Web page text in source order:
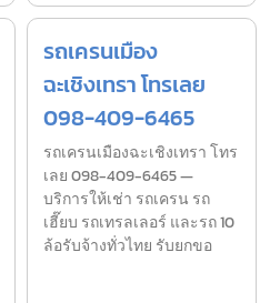
รถเครนเมือง
ฉะเชิงเทรา โทรเลย
098-409-6465
รถเครนเมืองฉะเชิงเทรา โทร
เลย 098-409-6465 —
บริการให้เช่า รถเครน รถ
เฮี๊ยบ รถเทรลเลอร์ และรถ 10
ล้อรับจ้างทั่วไทย รับยกขอ